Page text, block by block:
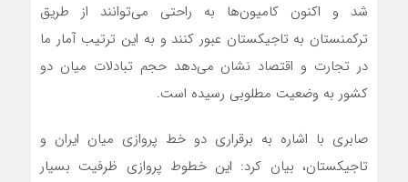
شد و اکنون کامیون‌ها به راحتی می‌توانند از طریق
ترکمنستان به تاجیکستان عبور کنند و به این ترتیب آمار ما
در تجارت و اقتصاد نشان می‌دهد حجم تبادلات میان دو
کشور به وضعیت مطلوبی رسیده است.
صابری با اشاره به برقراری دو خط پروازی میان ایران و
تاجیکستان، بیان کرد: این خطوط پروازی ظرفیت بسیار